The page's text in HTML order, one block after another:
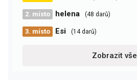
2. místo helena (48 darů)
3. místo Esi (14 darů)
Zobrazit vše